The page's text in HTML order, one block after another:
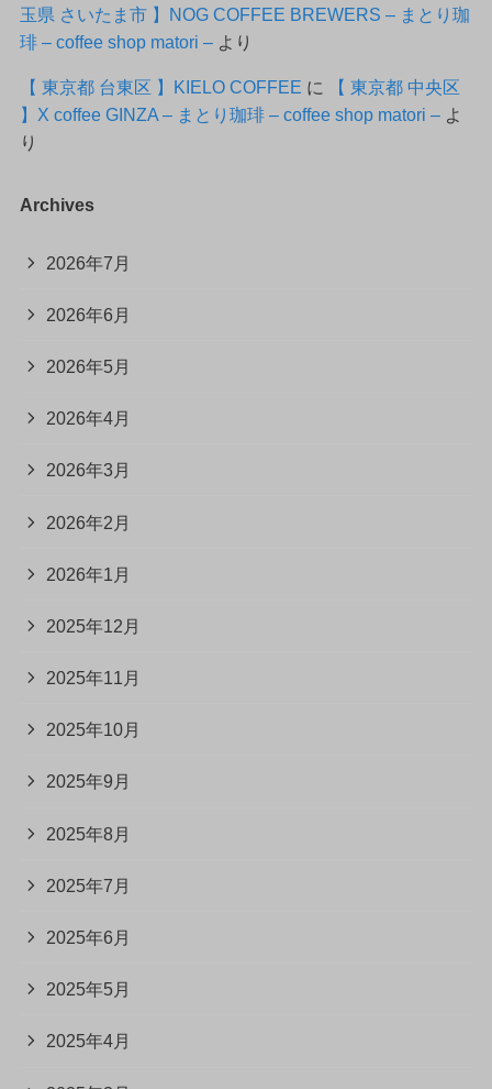
玉県 さいたま市 】NOG COFFEE BREWERS – まとり珈
琲 – coffee shop matori –より
【 東京都 台東区 】KIELO COFFEE に
【 東京都 中央区
】X coffee GINZA – まとり珈琲 – coffee shop matori –よ
り
Archives
2026年7月
2026年6月
2026年5月
2026年4月
2026年3月
2026年2月
2026年1月
2025年12月
2025年11月
2025年10月
2025年9月
2025年8月
2025年7月
2025年6月
2025年5月
2025年4月